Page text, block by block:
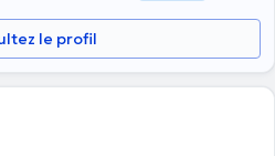
le profil